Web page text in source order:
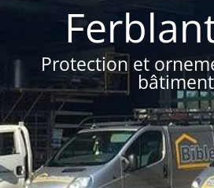
Protection et
bâtiment